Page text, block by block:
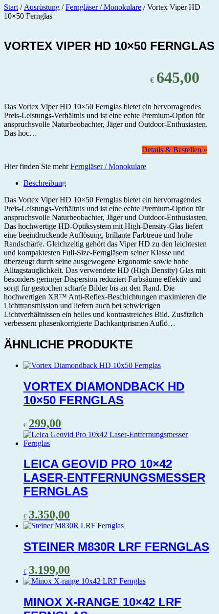
Start / Ausrüstung /Ferngläser / Monokulare / Vortex Viper HD
10×50 Fernglas
VORTEX VIPER HD 10×50 FERNGLAS
€ 645,00
Das Vortex Viper HD 10×50 Fernglas bietet ein hervorragendes
Preis-Leistungs-Verhältnis und ist eine echte Premium-Option für
anspruchsvolle Naturbeobachter, Jäger und Outdoor-Enthusiasten.
Das hoc…
Details & Bestellen »
Hier finden Sie mehrFerngläser / Monokulare
Beschreibung
Das Vortex Viper HD 10×50 Fernglas bietet ein hervorragendes
Preis-Leistungs-Verhältnis und ist eine echte Premium-Option für
anspruchsvolle Naturbeobachter, Jäger und Outdoor-Enthusiasten.
Das hochwertige HD-Optiksystem mit High-Density-Glas liefert
eine beeindruckende Auflösung, brillante Farbtreue und hohe
Randschärfe. Gleichzeitig gehört das Viper HD zu den leichtesten
und kompaktesten Full-Size-Ferngläsern seiner Klasse und
überzeugt durch seine ausgewogene Ergonomie sowie hohe
Alltagstauglichkeit. Das verwendete HD (High Density) Glas mit
besonders geringer Dispersion reduziert Farbsäume effektiv und
sorgt für gestochen scharfe Bilder bis an den Rand. Die
hochwertigen XR™ Anti-Reflex-Beschichtungen maximieren die
Lichttransmission und liefern auch bei schwierigen
Lichtverhältnissen ein helles und kontrastreiches Bild. Zusätzlich
verbessern phasenkorrigierte Dachkantprismen Auflö…
ÄHNLICHE PRODUKTE
VORTEX DIAMONDBACK HD
10×50 FERNGLAS
€ 299,00
LEICA GEOVID PRO 10×42
LASER-ENTFERNUNGSMESSER
FERNGLAS
€ 3.350,00
STEINER M830R LRF FERNGLAS
€ 3.199,00
MINOX X-RANGE 10×42 LRF